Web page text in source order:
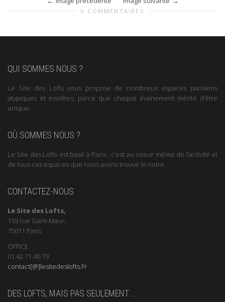
0 COMMENTAIRES
QUI SOMMES NOUS ?
Le Site des Lofts vous propose de nombreux espaces parisiens
atypiques et insolites, parce que chaque événement mérite d’être
unique.
OÙ SOMMES NOUS ?
Le Site des Lofts est basé à Paris : c’est au coeur même de l’activité et
de tous ces espaces que nous avons trouvé le notre.
CONTACTEZ-NOUS
Le Site des Lofts,
159 rue Saint-Maur,
75011 Paris
OFFICE
01.42.71.40.79
contact[@]lesitedeslofts.Fr
DES LOFTS, MAIS PAS SEULEMENT …